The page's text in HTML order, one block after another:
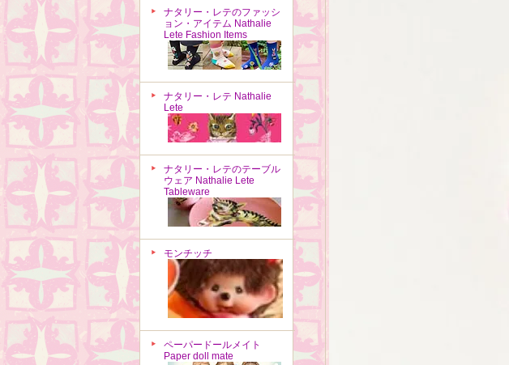
ナタリー・レテのファッシ
ョン・アイテム Nathalie
Lete Fashion Items
ナタリー・レテ Nathalie
Lete
ナタリー・レテのテーブル
ウェア Nathalie Lete
Tableware
モンチッチ
ペーパードールメイト
Paper doll mate